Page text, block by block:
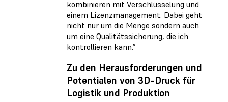
kombinieren mit Verschlüsselung und
einem Lizenzmanagement. Dabei geht
nicht nur um die Menge sondern auch
um eine Qualitätssicherung, die ich
kontrollieren kann.”
Zu den Herausforderungen und
Potentialen von 3D-Druck für
Logistik und Produktion